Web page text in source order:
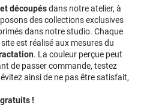
découpésdans notre atelier, à
des collections exclusives
dans notre studio. Chaque
est réalisé aux mesures du
. La couleur perçue peut
de passer commande, testez
ainsi de ne pas être satisfait,
!
pose sur baie vitrée exposée
à vis. Parfait ! perte de
suivre les instructions